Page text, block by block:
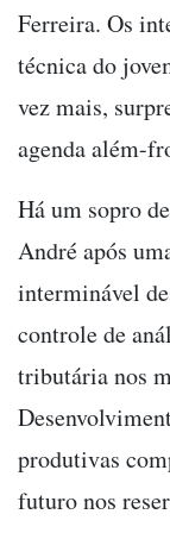
Ferreira. Os
técnica do
vez mais,
agenda além-
Há um sopro
André após
interminável
controle de
tributária nos
produtivas
futuro nos